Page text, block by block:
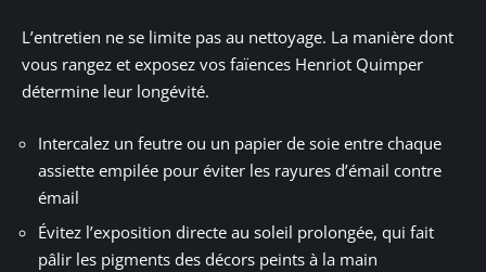
L’entretien ne se limite pas au nettoyage. La manière dont
vous rangez et exposez vos faïences Henriot Quimper
détermine leur longévité.
Intercalez un feutre ou un papier de soie entre chaque
assiette empilée pour éviter les rayures d’émail contre
émail
Évitez l’exposition directe au soleil prolongée, qui fait
pâlir les pigments des décors peints à la main